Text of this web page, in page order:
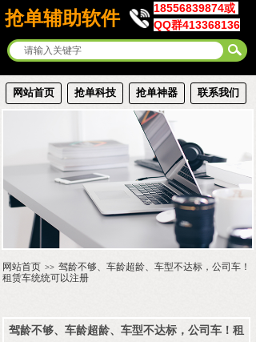
抢单辅助软件
18556839874或
QQ群413368136
网站首页 抢单科技 抢单神器 联系我们
网站首页 >> 驾龄不够、车龄超龄、车型不达标，公司车！
租赁车统统可以注册
驾龄不够、车龄超龄、车型不达标，公司车！租